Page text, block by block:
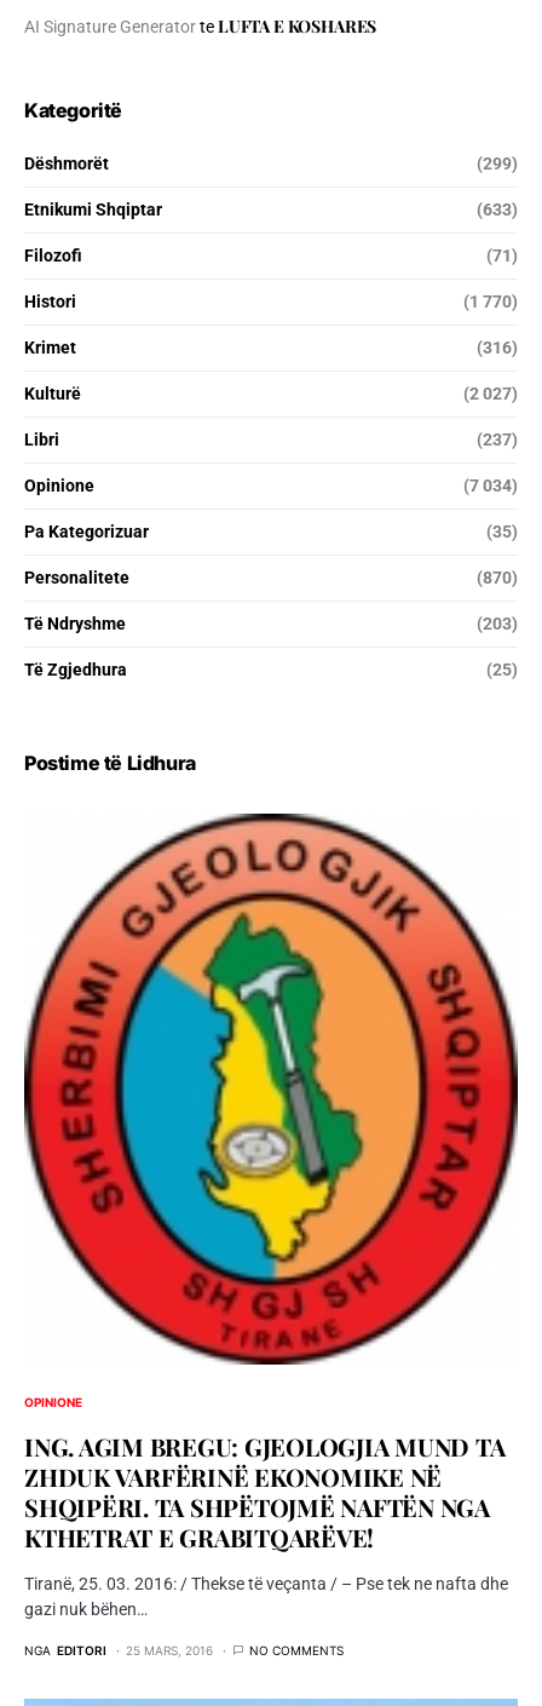
AI Signature GeneratorteLUFTA E KOSHARES
Kategoritë
Dëshmorët (299)
Etnikumi Shqiptar (633)
Filozofi (71)
Histori (1 770)
Krimet (316)
Kulturë (2 027)
Libri (237)
Opinione (7 034)
Pa Kategorizuar (35)
Personalitete (870)
Të Ndryshme (203)
Të Zgjedhura (25)
Postime të Lidhura
OPINIONE
ING. AGIM BREGU: GJEOLOGJIA MUND TA
ZHDUK VARFËRINË EKONOMIKE NË
SHQIPËRI. TA SHPËTOJMË NAFTËN NGA
KTHETRAT E GRABITQARËVE!
Tiranë, 25. 03. 2016: / Thekse të veçanta / – Pse tek ne nafta dhe
gazi nuk bëhen…
NGA EDITORI 25 MARS, 2016 NO COMMENTS